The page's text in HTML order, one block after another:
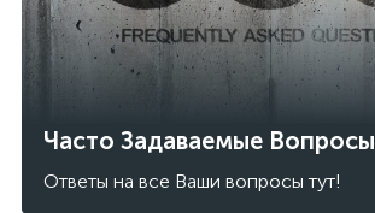
Часто Задаваемые Вопросы
Ответы на все Ваши вопросы тут!